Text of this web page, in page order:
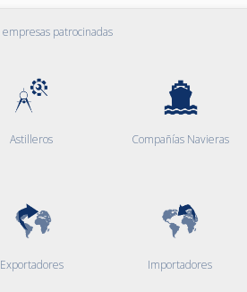
empresas patrocinadas
Astilleros Compañías Navieras
Exportadores Importadores